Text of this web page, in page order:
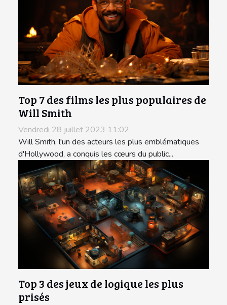
Top 7 des films les plus populaires de
Will Smith
Vendredi 28 juillet 2023 11:02
Will Smith, l'un des acteurs les plus emblématiques
d'Hollywood, a conquis les cœurs du public...
Top 3 des jeux de logique les plus
prisés